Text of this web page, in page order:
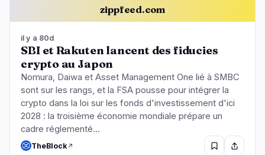
zippfeed.com
il y a 80d
SBI et Rakuten lancent des fiducies
crypto au Japon
Nomura, Daiwa et Asset Management One lié à SMBC
sont sur les rangs, et la FSA pousse pour intégrer la
crypto dans la loi sur les fonds d'investissement d'ici
2028 : la troisième économie mondiale prépare un
cadre réglementé…
TheBlock